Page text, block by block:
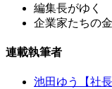
編集長がゆく
企業家たちの
連載執筆者
池田ゆう【社